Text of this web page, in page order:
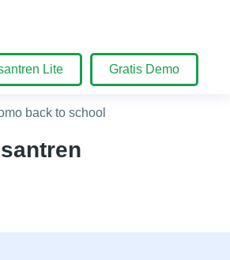
Lite Gratis Demo
back to school